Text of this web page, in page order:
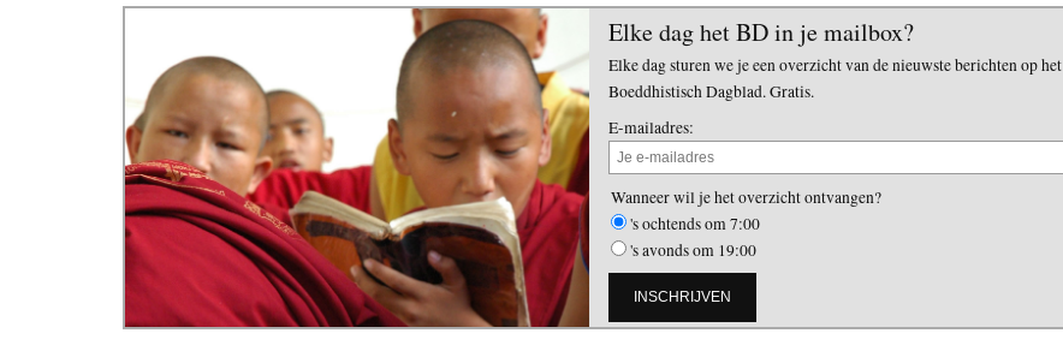
Elke dag het BD in je mailbox?
Elke dag sturen we je een overzicht van de nieuwste berichten op het
Boeddhistisch Dagblad. Gratis.
E-mailadres:
Wanneer wil je het overzicht ontvangen?
's ochtends om 7:00
's avonds om 19:00